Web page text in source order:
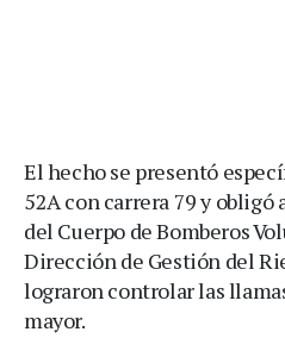
El hecho se presentó
52A con carrera 79 y
del Cuerpo de Bomberos
Dirección de Gestión del
lograron controlar las
mayor.